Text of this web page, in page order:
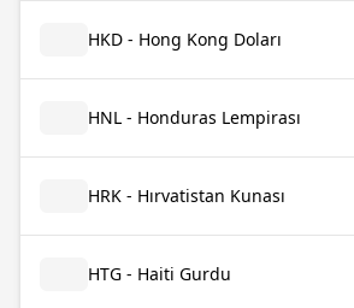
HKD - Hong Kong Doları
HNL - Honduras Lempirası
HRK - Hırvatistan Kunası
HTG - Haiti Gurdu